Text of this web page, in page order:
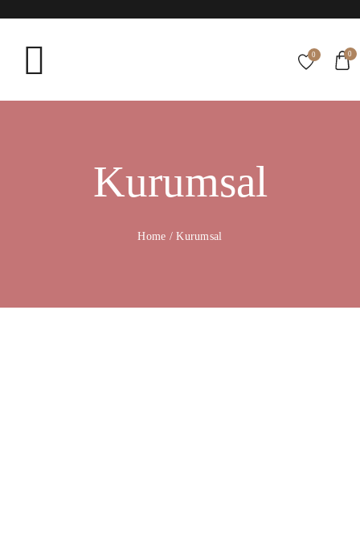
0 0
Kurumsal
Home / Kurumsal